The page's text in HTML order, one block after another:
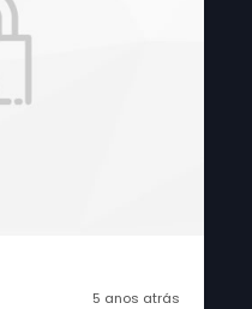
5 anos atrás